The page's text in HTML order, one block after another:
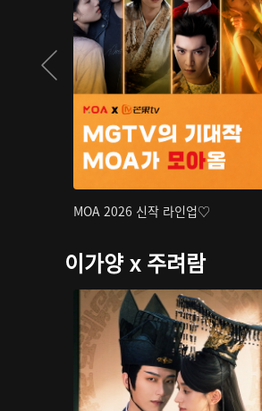
MOA 2026 신작 라인업♡
이가양 x 주려람